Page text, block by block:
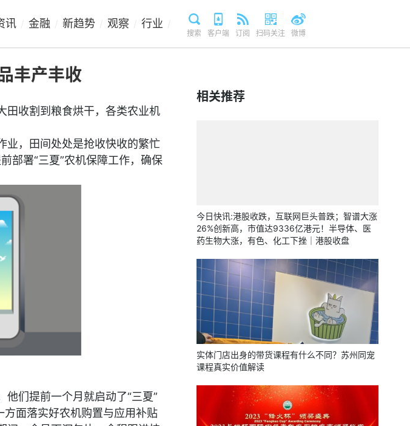
讯 金融 新趋势 观察 行业
搜索 客户端 订阅 扫码关注 微博
丰产丰收
田收割到粮食烘干，各类农业机
业，田间处处是抢收快收的繁忙
部署“三夏”农机保障工作，确保
们提前一个月就启动了“三夏”
方面落实好农机购置与应用补贴
相关推荐
今日快讯:港股收跌，互联网巨头普跌；智谱大涨
26%创新高，市值达9336亿港元！半导体、医
药生物大涨，有色、化工下挫｜港股收盘
实体门店出身的带货课程有什么不同？苏州同宠
课程真实价值解读